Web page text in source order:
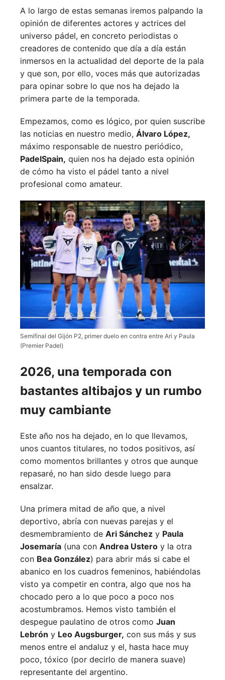
A lo largo de estas semanas iremos palpando la
opinión de diferentes actores y actrices del
universo pádel, en concreto periodistas o
creadores de contenido que día a día están
inmersos en la actualidad del deporte de la pala
y que son, por ello, voces más que autorizadas
para opinar sobre lo que nos ha dejado la
primera parte de la temporada.
Empezamos, como es lógico, por quien suscribe
las noticias en nuestro medio, Álvaro López,
máximo responsable de nuestro periódico,
PadelSpain, quien nos ha dejado esta opinión
de cómo ha visto el pádel tanto a nivel
profesional como amateur.
Semifinal del Gijón P2, primer duelo en contra entre Ari y Paula
(Premier Padel)
2026, una temporada con
bastantes altibajos y un rumbo
muy cambiante
Este año nos ha dejado, en lo que llevamos,
unos cuantos titulares, no todos positivos, así
como momentos brillantes y otros que aunque
repasaré, no han sido desde luego para
ensalzar.
Una primera mitad de año que, a nivel
deportivo, abría con nuevas parejas y el
desmembramiento de Ari Sánchez y Paula
Josemaría (una con Andrea Ustero y la otra
con Bea González) para abrir más si cabe el
abanico en los cuadros femeninos, habiéndolas
visto ya competir en contra, algo que nos ha
chocado pero a lo que poco a poco nos
acostumbramos. Hemos visto también el
despegue paulatino de otros como Juan
Lebrón y Leo Augsburger, con sus más y sus
menos entre el andaluz y el, hasta hace muy
poco, tóxico (por decirlo de manera suave)
representante del argentino.